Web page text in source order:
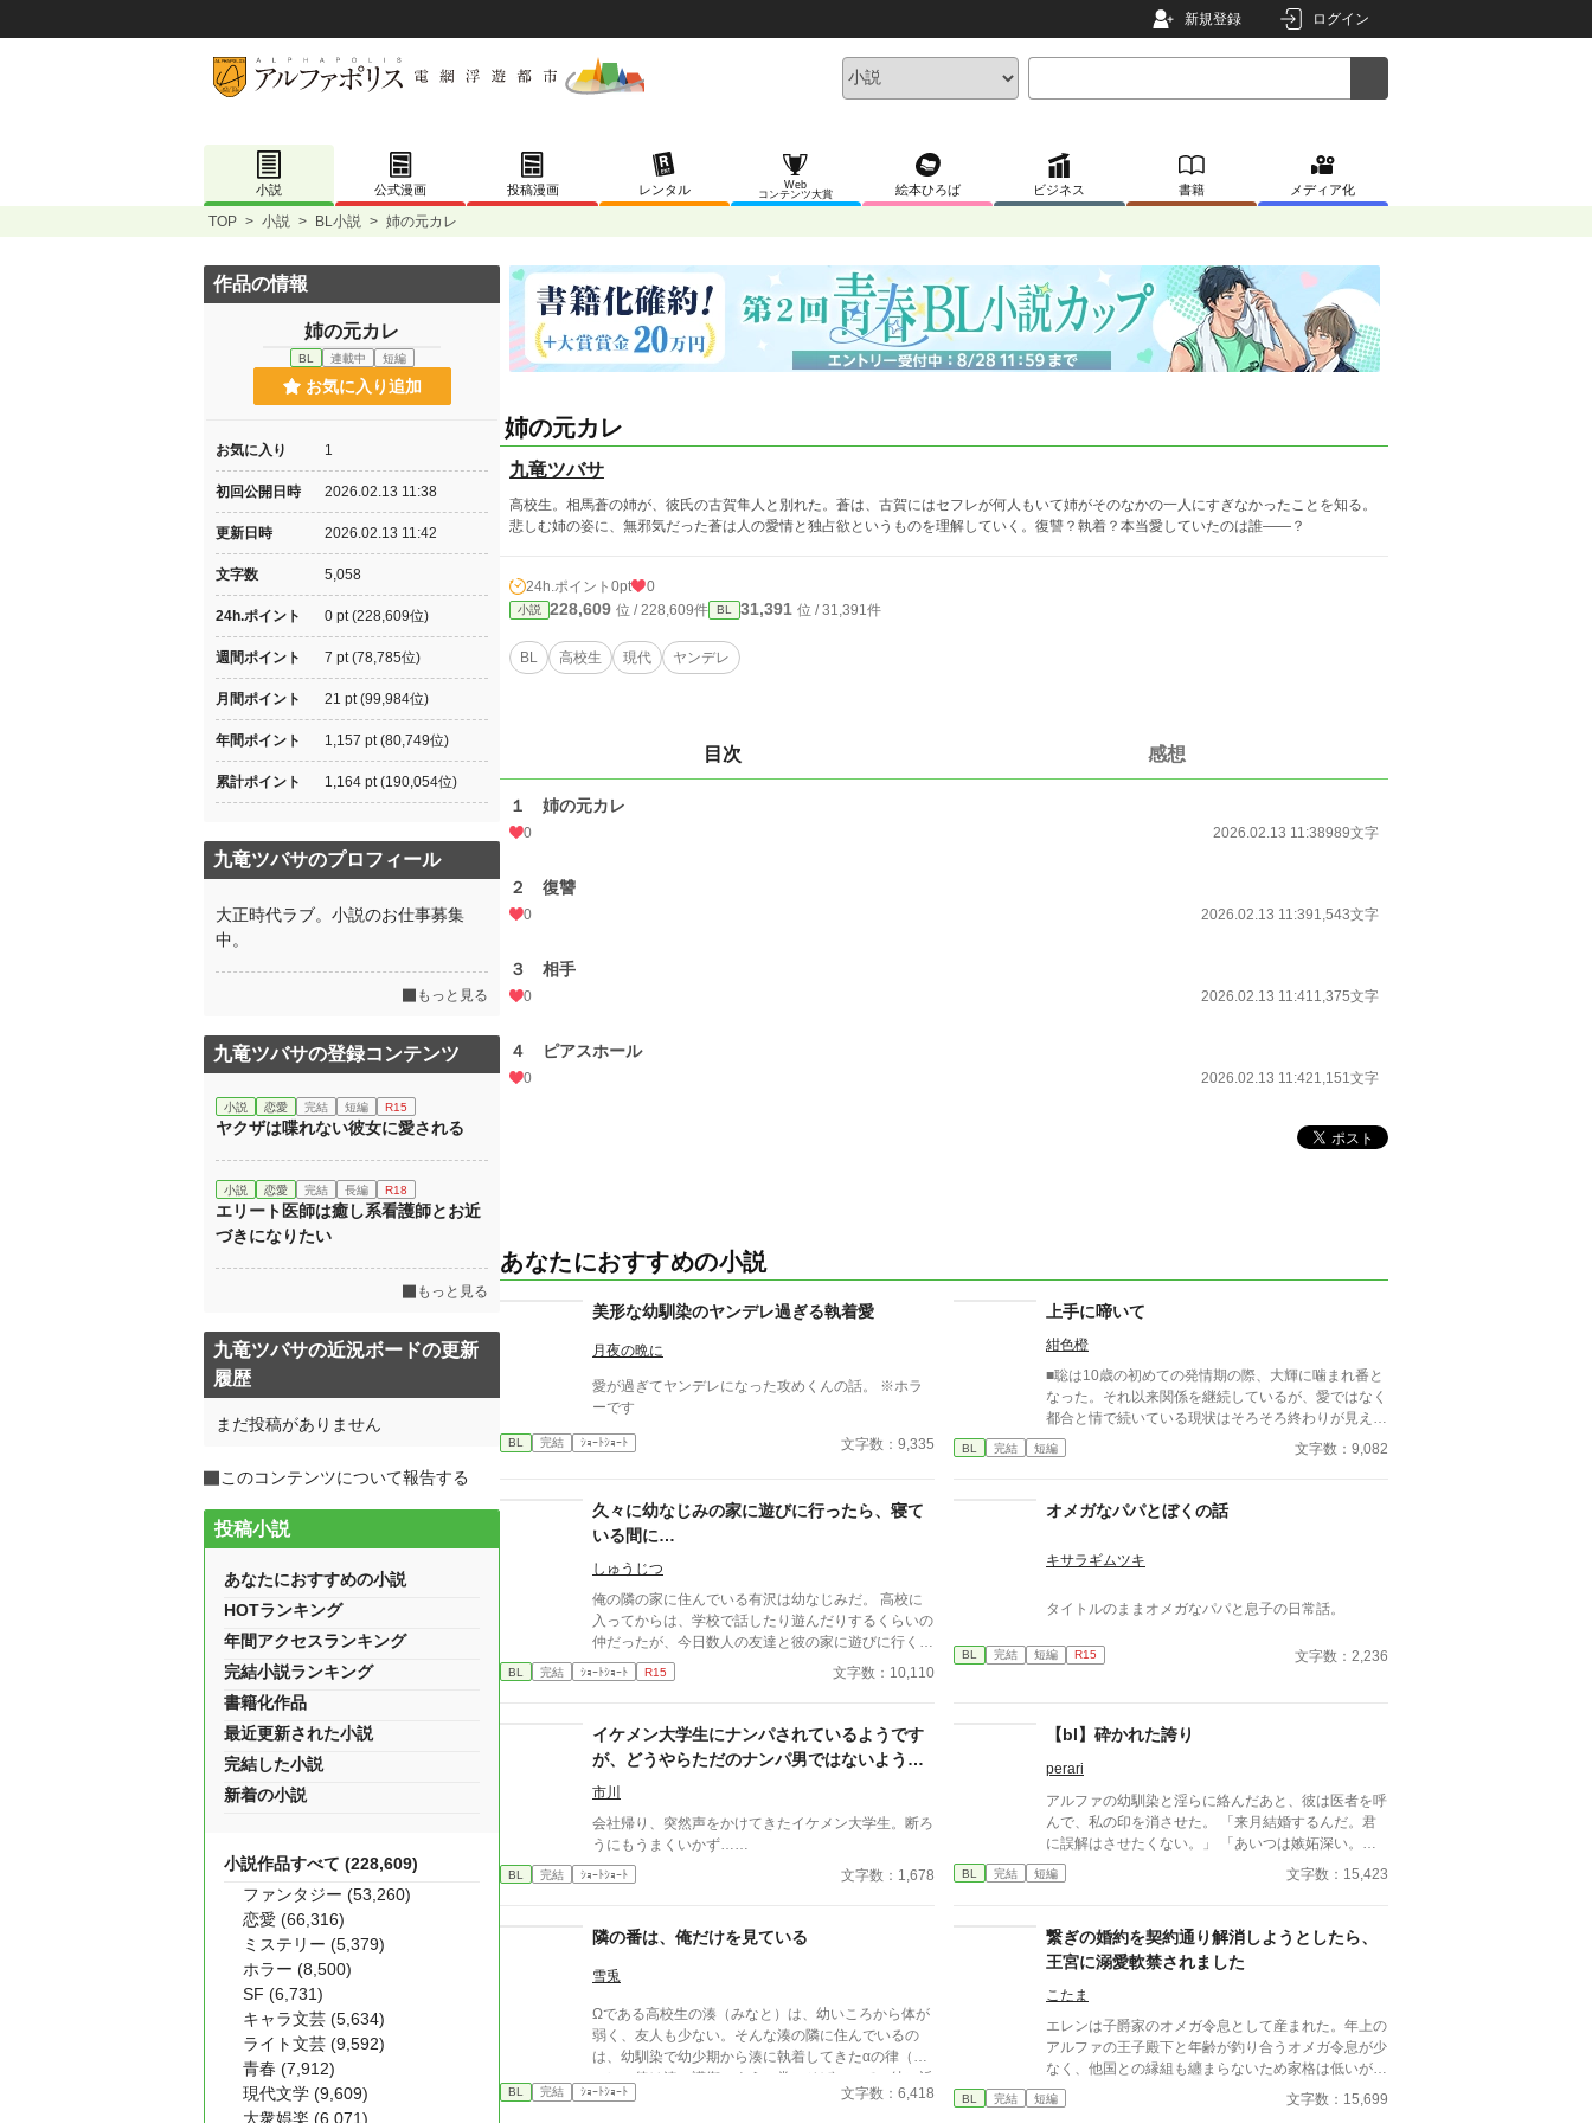
新規登録 ログイン
小説 公式漫画 投稿漫画 レンタル
Web
コンテンツ大賞
絵本ひろば ビジネス 書籍 メディア化
TOP > 小説 > BL小説 > 姉の元カレ
姉の元カレ
九竜ツバサ
高校生。相馬蒼の姉が、彼氏の古賀隼人と別れた。蒼は、古賀にはセフレが何人もいて姉がそのなかの一人にすぎなかったことを知る。
悲しむ姉の姿に、無邪気だった蒼は人の愛情と独占欲というものを理解していく。復讐？執着？本当愛していたのは誰――？
24h.ポイント 0pt 0
小説 228,609 位 / 228,609件 BL 31,391 位 / 31,391件
BL 高校生 現代 ヤンデレ
目次 感想
１ 姉の元カレ
0 2026.02.13 11:38989文字
２ 復讐
0 2026.02.13 11:391,543文字
３ 相手
0 2026.02.13 11:411,375文字
４ ピアスホール
0 2026.02.13 11:421,151文字
あなたにおすすめの小説
美形な幼馴染のヤンデレ過ぎる執着愛
月夜の晩に
愛が過ぎてヤンデレになった攻めくんの話。 ※ホラ
ーです
BL 完結 ｼｮｰﾄｼｮｰﾄ 文字数：9,335
上手に啼いて
紺色橙
■聡は10歳の初めての発情期の際、大輝に噛まれ番と
なった。それ以来関係を継続しているが、愛ではなく
都合と情で続いている現状はそろそろ終わりが見えて
いた。 ■注意*独自オメガバース設定。■『それは愛か
本能か』と同じ世界設定です。関係は一切なし。
BL 完結 短編 文字数：9,082
久々に幼なじみの家に遊びに行ったら、寝て
いる間に…
しゅうじつ
俺の隣の家に住んでいる有沢は幼なじみだ。 高校に
入ってからは、学校で話したり遊んだりするくらいの
仲だったが、今日数人の友達と彼の家に遊びに行くこ
とになった。 数年ぶりの幼なじみの家を懐かしんで
いる中、いつの間にか友人たちは帰っており、幼なじ
つけてしまい、部屋に来た有沢に咄嗟に寝たフリをす
るが…
BL 完結 ｼｮｰﾄｼｮｰﾄ R15 文字数：10,110
オメガなパパとぼくの話
キサラギムツキ
タイトルのままオメガなパパと息子の日常話。
BL 完結 短編 R15 文字数：2,236
イケメン大学生にナンパされているようです
が、どうやらただのナンパ男ではないようで
す
市川
会社帰り、突然声をかけてきたイケメン大学生。断ろ
うにもうまくいかず……
BL 完結 ｼｮｰﾄｼｮｰﾄ 文字数：1,678
【bl】砕かれた誇り
perari
アルファの幼馴染と淫らに絡んだあと、彼は医者を呼
んで、私の印を消させた。 「来月結婚するんだ。君
に誤解はさせたくない。」 「あいつは嫉妬深い。泣
かせるわけにはいかない。」 「君ももう年頃の残り
物のオメガだろ？ 俺の印をつけたまま、他のアルフ
く、けれどどこか薄情な笑みを浮かべながら、一枚の
小切手を私に投げ渡す。 「長い間、俺に従ってきた
んだから、君を傷つけたりはしない。」 「結婚の日
には招待状を送る。必ず来て、席につけよ。」 --- い
ります。 私は現在日本語を勉強しており、この文章
はAI作品ではありませんが、 一部に翻訳ソフトを使
用しています。 もし読んでくださる中で日本語のお
かしな点をご指摘いただけましたら、 本当にありが
BL 完結 短編 文字数：15,423
隣の番は、俺だけを見ている
雪兎
Ωである高校生の湊（みなと）は、幼いころから体が
弱く、友人も少ない。そんな湊の隣に住んでいるの
は、幼馴染で幼少期から湊に執着してきたαの律（り
つ）。律は湊の護衛のように常にそばにいて、彼に近
づく人間を片っ端から遠ざけてしまう。 ある日、湊
BL 完結 ｼｮｰﾄｼｮｰﾄ 文字数：6,418
繋ぎの婚約を契約通り解消しようとしたら、
王宮に溺愛軟禁されました
こたま
エレンは子爵家のオメガ令息として産まれた。年上の
アルファの王子殿下と年齢が釣り合うオメガ令息が少
なく、他国との縁組も纏まらないため家格は低いが繋
ぎとして一応婚約をしている。王子のことは兄のよう
に慕っており、初恋の人ではあるけれど、契約終了時
BL 完結 短編 文字数：15,699
作品の情報
姉の元カレ
BL 連載中 短編
お気に入り追加
お気に入り 1
初回公開日時 2026.02.13 11:38
更新日時 2026.02.13 11:42
文字数 5,058
24h.ポイント 0 pt (228,609位)
週間ポイント 7 pt (78,785位)
月間ポイント 21 pt (99,984位)
年間ポイント 1,157 pt (80,749位)
累計ポイント 1,164 pt (190,054位)
九竜ツバサのプロフィール
大正時代ラブ。小説のお仕事募集
中。
もっと見る
九竜ツバサの登録コンテンツ
小説 恋愛 完結 短編 R15
ヤクザは喋れない彼女に愛される
小説 恋愛 完結 長編 R18
エリート医師は癒し系看護師とお近
づきになりたい
もっと見る
九竜ツバサの近況ボードの更新
履歴
まだ投稿がありません
このコンテンツについて報告する
投稿小説
あなたにおすすめの小説
HOTランキング
年間アクセスランキング
完結小説ランキング
書籍化作品
最近更新された小説
完結した小説
新着の小説
小説作品すべて (228,609)
ファンタジー (53,260)
恋愛 (66,316)
ミステリー (5,379)
ホラー (8,500)
SF (6,731)
キャラ文芸 (5,634)
ライト文芸 (9,592)
青春 (7,912)
現代文学 (9,609)
大衆娯楽 (6,071)